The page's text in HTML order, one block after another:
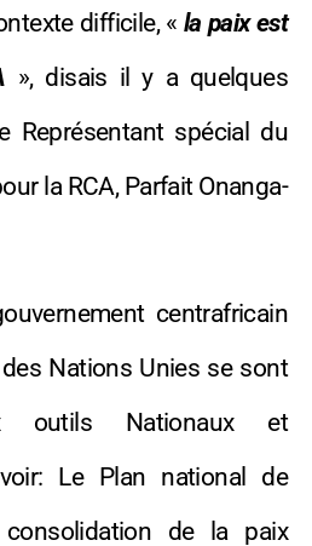
difficile, « la paixest
», disais il y a quelques
Représentant spécial du
la RCA, Parfait Onanga-
centrafricain
Nations Unies se sont
outils Nationaux et
Le Plan national de
de la paix